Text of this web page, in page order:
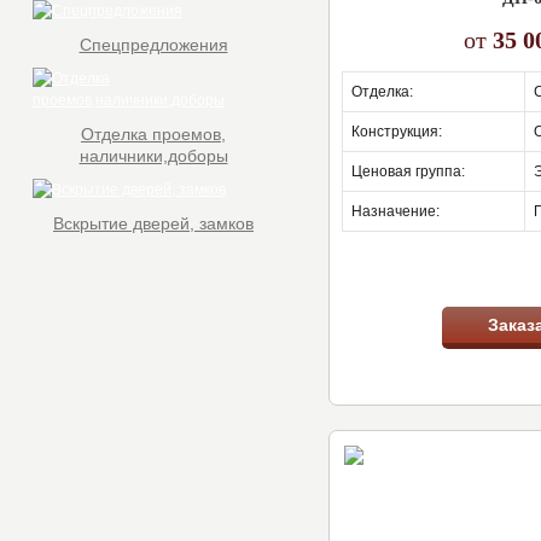
от 35
отделка:
конструкция:
ценовая группа:
назначение:
Спецпредложения
Отделка проемов,
наличники,доборы
Вскрытие дверей, замков